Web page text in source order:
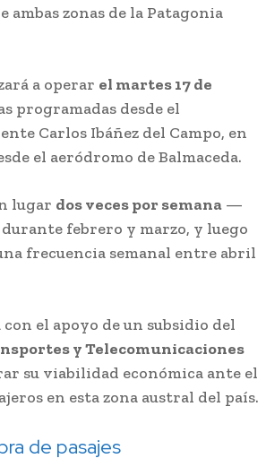
ambas zonas de la Patagonia
a operar el martes 17 de
programadas desde el
Carlos Ibáñez del Campo, en
el aeródromo de Balmaceda.
lugar dos veces por semana —
febrero y marzo, y luego
frecuencia semanal entre abril
con el apoyo de un subsidio del
y Telecomunicaciones
su viabilidad económica ante el
en esta zona austral del país.
de pasajes